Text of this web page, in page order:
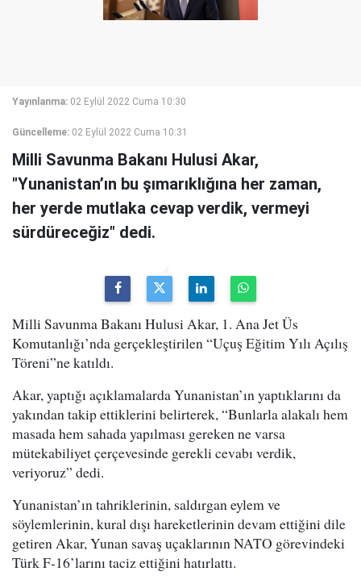
Yayınlanma: 02 Eylül 2022 Cuma 10:30
Güncelleme: 02 Eylül 2022 Cuma 10:31
Milli Savunma Bakanı Hulusi Akar,
"Yunanistan’ın bu şımarıklığına her zaman,
her yerde mutlaka cevap verdik, vermeyi
sürdüreceğiz" dedi.
Milli Savunma Bakanı Hulusi Akar, 1. Ana Jet Üs
Komutanlığı’nda gerçekleştirilen “Uçuş Eğitim Yılı Açılış
Töreni”ne katıldı.
Akar, yaptığı açıklamalarda Yunanistan’ın yaptıklarını da
yakından takip ettiklerini belirterek, “Bunlarla alakalı hem
masada hem sahada yapılması gereken ne varsa
mütekabiliyet çerçevesinde gerekli cevabı verdik,
veriyoruz” dedi.
Yunanistan’ın tahriklerinin, saldırgan eylem ve
söylemlerinin, kural dışı hareketlerinin devam ettiğini dile
getiren Akar, Yunan savaş uçaklarının NATO görevindeki
Türk F-16’larını taciz ettiğini hatırlattı.